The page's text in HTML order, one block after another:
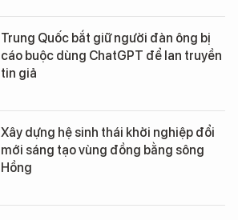
Trung Quốc bắt giữ người đàn ông bị
cáo buộc dùng ChatGPT để lan truyền
tin giả
Xây dựng hệ sinh thái khởi nghiệp đổi
mới sáng tạo vùng đồng bằng sông
Hồng